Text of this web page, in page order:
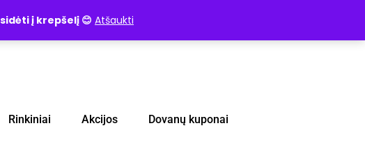
į krepšelį 😊 Atšaukti
Rinkiniai Akcijos Dovanų kuponai